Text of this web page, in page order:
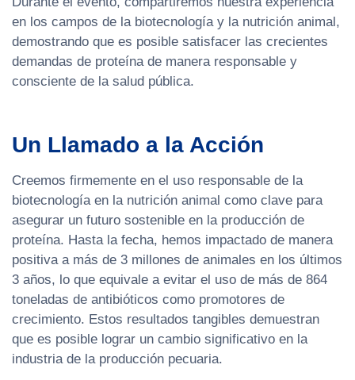
en los campos de la biotecnología y la nutrición animal,
demostrando que es posible satisfacer las crecientes
demandas de proteína de manera responsable y
consciente de la salud pública.
Un Llamado a la Acción
Creemos firmemente en el uso responsable de la
biotecnología en la nutrición animal como clave para
asegurar un futuro sostenible en la producción de
proteína. Hasta la fecha, hemos impactado de manera
positiva a más de 3 millones de animales en los últimos
3 años, lo que equivale a evitar el uso de más de 864
toneladas de antibióticos como promotores de
crecimiento. Estos resultados tangibles demuestran
que es posible lograr un cambio significativo en la
industria de la producción pecuaria.